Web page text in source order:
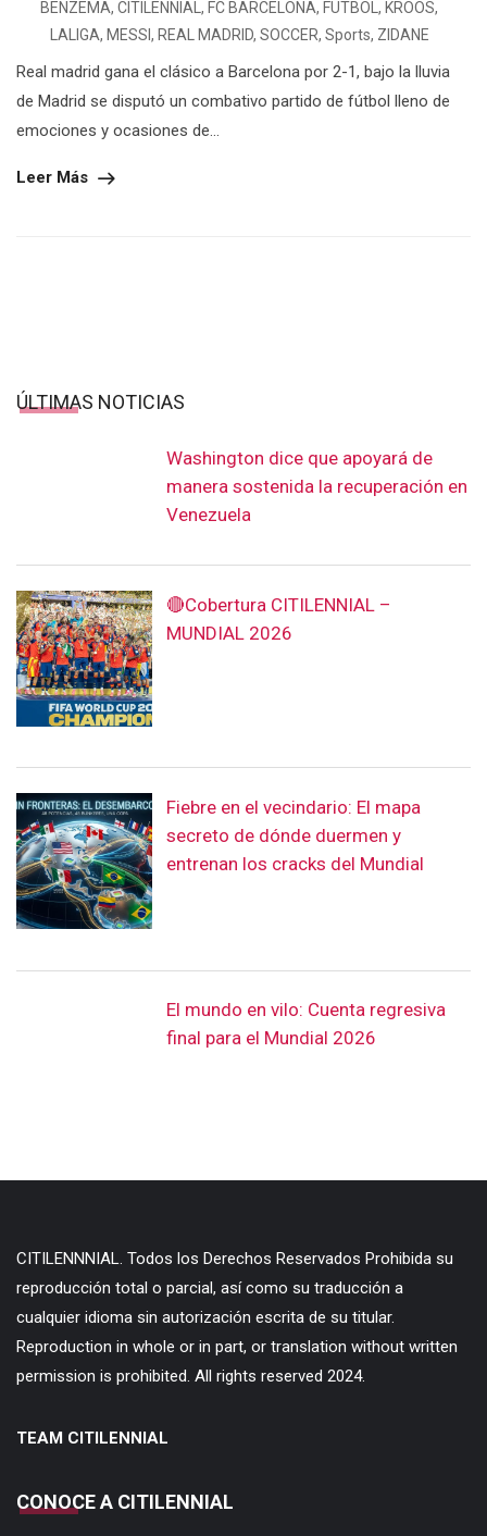
BENZEMA, CITILENNIAL , FC BARCELONA, FUTBOL , KROOS,
LALIGA, MESSI , REAL MADRID, SOCCER, Sports, ZIDANE
Real madrid gana el clásico a Barcelona por 2-1, bajo la lluvia
de Madrid se disputó un combativo partido de fútbol lleno de
emociones y ocasiones de...
Leer Más
ÚLTIMAS NOTICIAS
Washington dice que apoyará de
manera sostenida la recuperación en
Venezuela
🔴Cobertura CITILENNIAL –
MUNDIAL 2026
Fiebre en el vecindario: El mapa
secreto de dónde duermen y
entrenan los cracks del Mundial
El mundo en vilo: Cuenta regresiva
final para el Mundial 2026
CITILENNNIAL. Todos los Derechos Reservados Prohibida su
reproducción total o parcial, así como su traducción a
cualquier idioma sin autorización escrita de su titular.
Reproduction in whole or in part, or translation without written
permission is prohibited. All rights reserved 2024.
TEAM CITILENNIAL
CONOCE A CITILENNIAL